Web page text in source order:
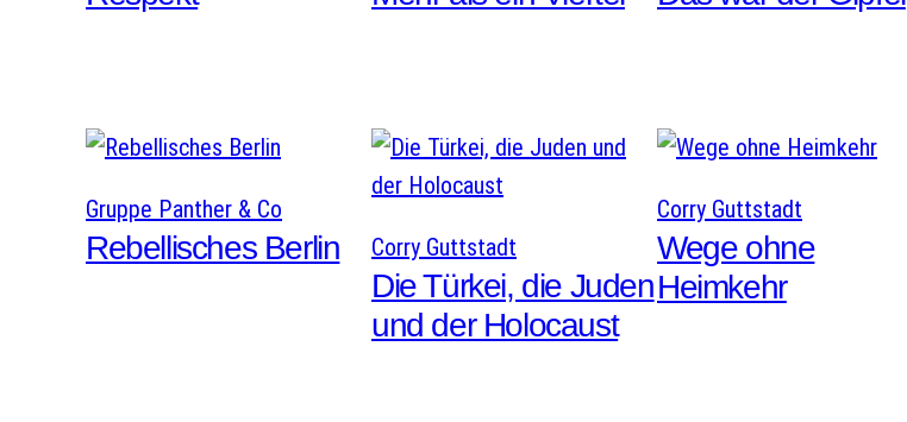
Gruppe Panther & Co
Rebellisches Berlin Corry Guttstadt
Die Türkei, die Juden
und der Holocaust
Corry Guttstadt
Wege ohne
Heimkehr